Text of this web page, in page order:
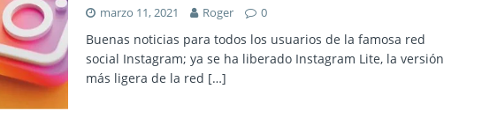
marzo 11, 2021 Roger 0
Buenas noticias para todos los usuarios de la famosa red
social Instagram; ya se ha liberado Instagram Lite, la versión
más ligera de la red […]